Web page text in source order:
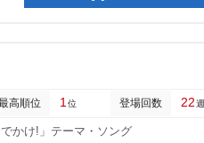
高順位 1 位 登場回数 22週
かけ!」テーマ・ソング